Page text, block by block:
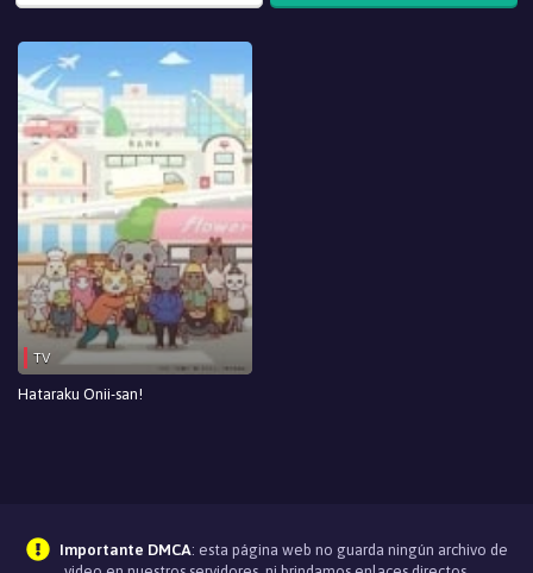
TV
Hataraku Onii-san!
Importante DMCA: esta página web no guarda ningún archivo de